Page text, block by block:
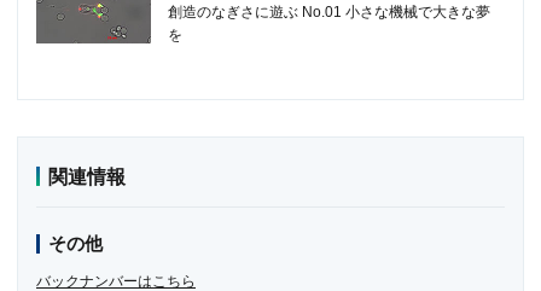
創造のなぎさに遊ぶ No.01 小さな機械で大きな夢
を
関連情報
その他
バックナンバーはこちら